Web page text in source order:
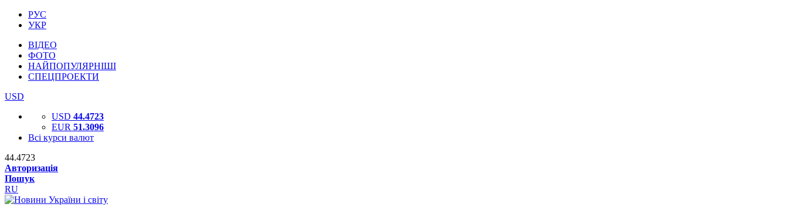
РУС
УКР
ВІДЕО
ФОТО
НАЙПОПУЛЯРНІШІ
СПЕЦПРОЕКТИ
USD
USD 44.4723
EUR 51.3096
Всі курси валют
44.4723
Авторизація
Пошук
RU